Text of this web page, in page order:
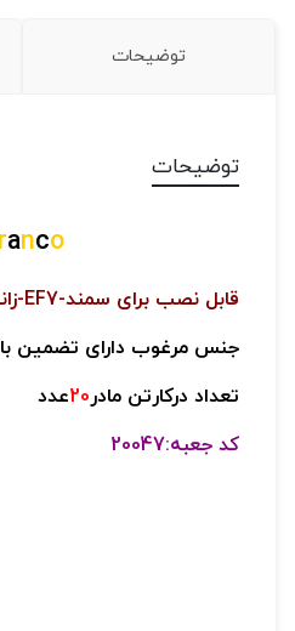
توضیحات
توضیحات
anco
قابل نصب برای سمند-EF7-زانتيا-TU5
جنس مرغوب دارای تضمین
تعداد درکارتن مادر20عدد
کد جعبه:20047